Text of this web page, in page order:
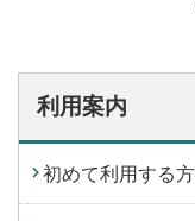
利用案内
初めて利用する